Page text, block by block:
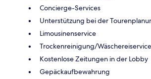
Concierge-Services
Unterstützung bei der
Limousinenservice
Trockenreinigung/Wäschereiservice
Kostenlose Zeitungen in der Lobby
Gepäckaufbewahrung